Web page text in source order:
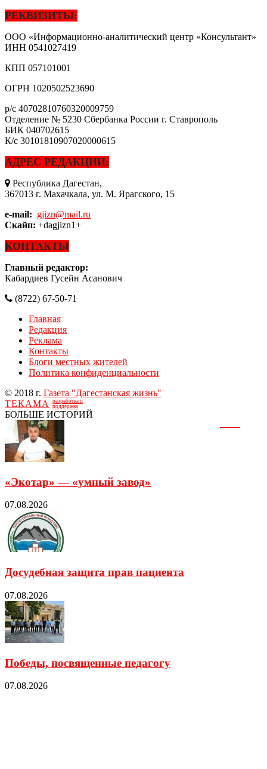
РЕКВИЗИТЫ:
ООО «Информационно-аналитический центр «Консультант»
ИНН 0541027419
КПП 057101001
ОГРН 1020502523690
р/с 40702810760320009759
Отделение № 5230 Сбербанка России г. Ставрополь
БИК 040702615
К/с 30101810907020000615
АДРЕС РЕДАКЦИИ:
Республика Дагестан,
367013 г. Махачкала, ул. М. Ярагского, 15
e-mail: gjizn@mail.ru
Скайп: +dagjizn1+
КОНТАКТЫ
Главный редактор:
Кабардиев Гусейн Асанович
(8722) 67-50-71
Главная
Редакция
Реклама
Контакты
Блоги местных жителей
Политика конфиденциальности
© 2018 г. Газета "Дагестанская жизнь"
ТЕКАМА
разработка и
поддержка
БОЛЬШЕ ИСТОРИЙ
«Экотар» — «умный завод»
07.08.2026
Досудебная защита прав пациента
07.08.2026
Победы, посвященные педагогу
07.08.2026